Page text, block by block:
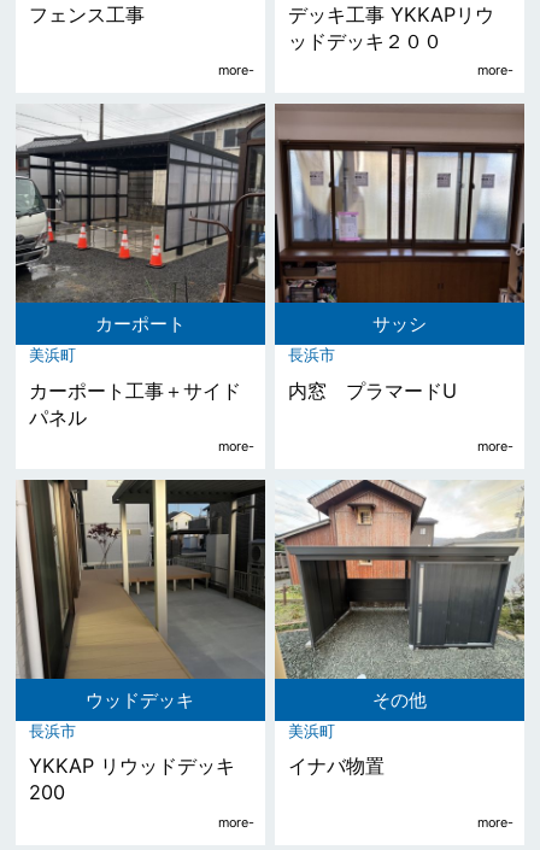
フェンス工事
デッキ工事 YKKAPリウ
ッドデッキ２００
カーポート
美浜町
カーポート工事＋サイド
パネル
サッシ
長浜市
内窓 プラマードU
ウッドデッキ
長浜市
YKKAP リウッドデッキ
200
その他
美浜町
イナバ物置